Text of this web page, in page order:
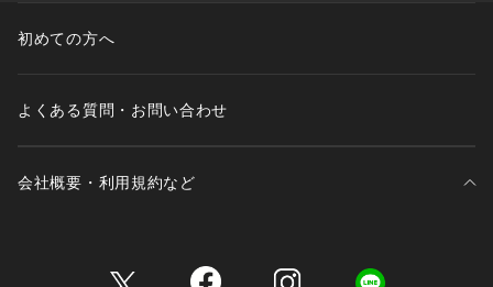
初めての方へ
よくある質問・お問い合わせ
会社概要・利用規約など